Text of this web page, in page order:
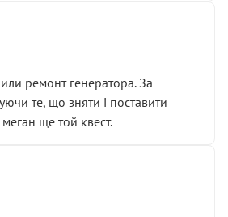
і рахунках
а не формального
враження, що сервіс працює не
- все добре
ремонт генератора. За
те, що зняти і поставити
ще той квест.